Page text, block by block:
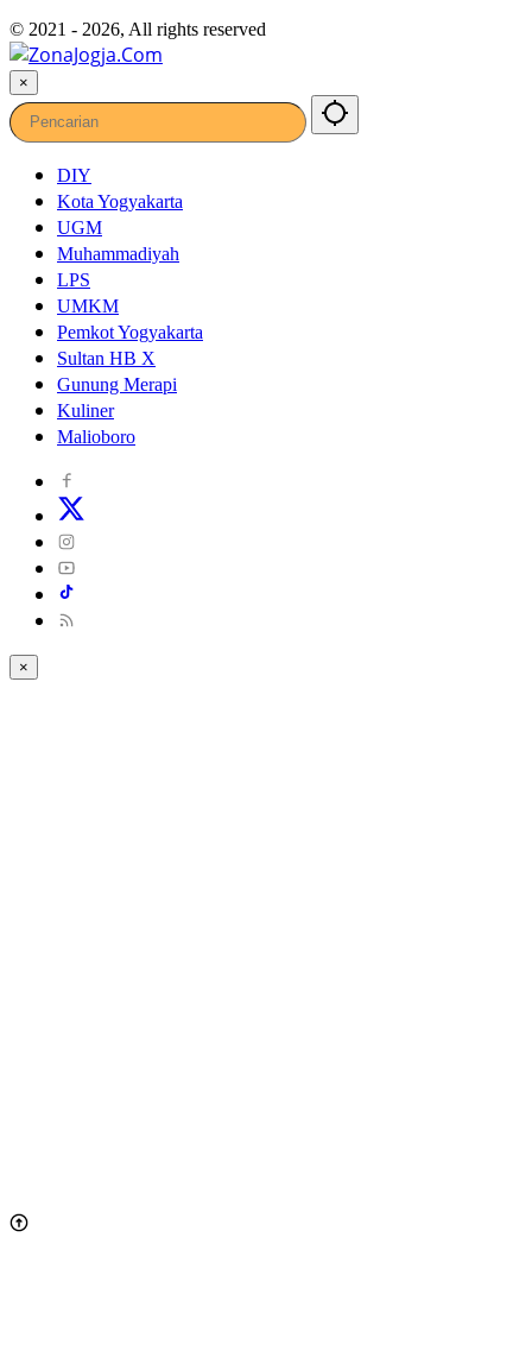
© 2021 - 2026, All rights reserved
×
DIY
Kota Yogyakarta
UGM
Muhammadiyah
LPS
UMKM
Pemkot Yogyakarta
Sultan HB X
Gunung Merapi
Kuliner
Malioboro
×